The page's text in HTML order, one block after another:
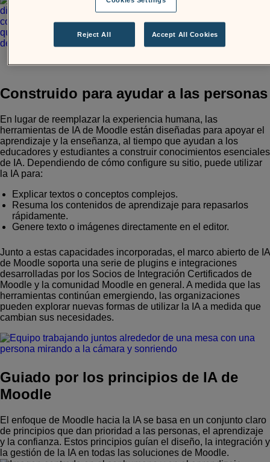
Construido para ayudar a las personas
En lugar de reemplazar la experiencia humana, las
herramientas de IA de Moodle están diseñadas para apoyar el
aprendizaje y la enseñanza, al tiempo que ayudan a los
educadores y estudiantes a construir conocimientos esenciales
de IA. Dependiendo de cómo configure su sitio, puede utilizar
la IA para:
Explicar textos o conceptos complejos.
Resuma los contenidos de aprendizaje para repasarlos
rápidamente.
Genere texto o imágenes directamente en el editor.
Junto a estas capacidades incorporadas, el marco abierto de IA
de Moodle soporta una serie de plugins e integraciones
desarrolladas por los Socios de Integración Certificados de
Moodle y la comunidad Moodle en general. A medida que las
herramientas continúan emergiendo, las organizaciones
pueden explorar nuevas formas de utilizar la IA a medida que
cambian sus necesidades.
Guiado por los principios de IA de
Moodle
El enfoque de Moodle hacia la IA se basa en un conjunto claro
de principios que dan prioridad a las personas, el aprendizaje
y la confianza. Estos principios guían el diseño, la integración y
la gestión de la IA en todas las soluciones de Moodle.
Reject All Accept All Cookies